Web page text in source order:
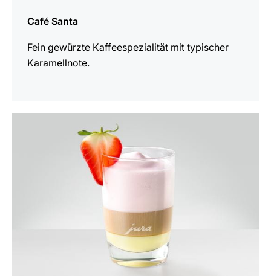
Café Santa
Fein gewürzte Kaffeespezialität mit typischer
Karamellnote.